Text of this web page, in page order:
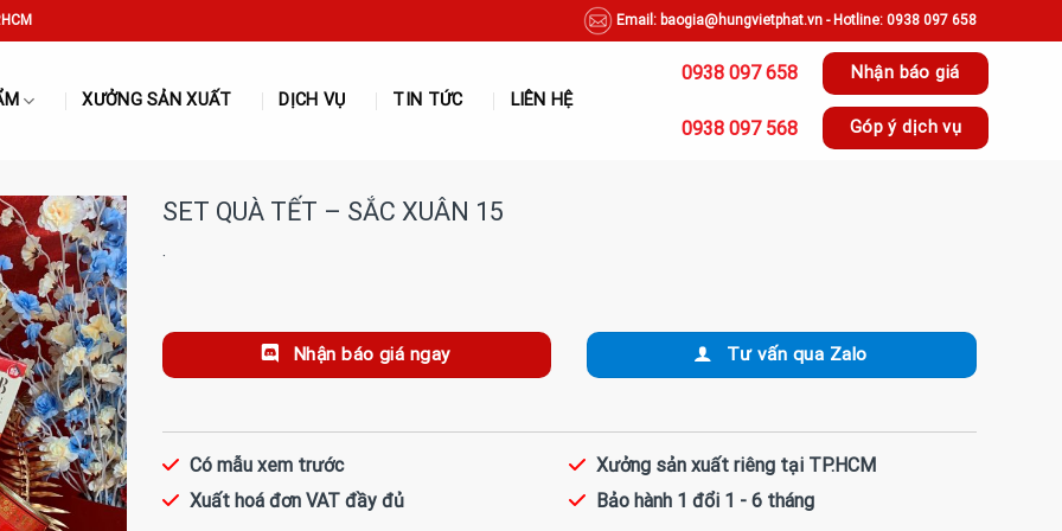
Email: baogia@hungvietphat.vn - Hotline: 0938 097 658
XƯỞNG SẢN XUẤT DỊCH VỤ TIN TỨC LIÊN HỆ
0938 097 658 Nhận báo giá
0938 097 568 Góp ý dịch vụ
SET QUÀ TẾT – SẮC XUÂN 15
·
Nhận báo giá ngay Tư vấn qua Zalo
Có mẫu xem trước
Xuất hoá đơn VAT đầy đủ
Xưởng sản xuất riêng tại TP.HCM
Bảo hành 1 đổi 1 - 6 tháng